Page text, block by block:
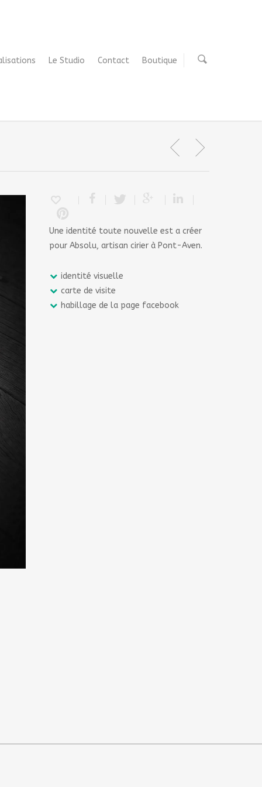
Le Studio Contact Boutique
Une identité toute nouvelle est a créer
pour Absolu, artisan cirier à Pont-Aven.
identité visuelle
carte de visite
habillage de la page facebook